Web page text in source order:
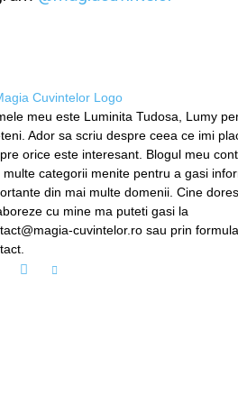
meu este Luminita Tudosa, Lumy
Ador sa scriu despre ceea ce imi
orice este interesant. Blogul meu
multe categorii menite pentru a gasi
din mai multe domenii. Cine
cu mine ma puteti gasi la
cuvintelor.ro sau prin